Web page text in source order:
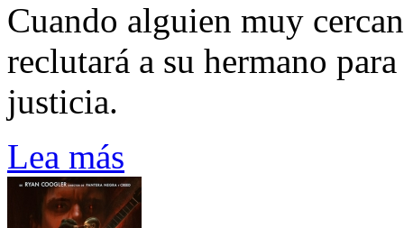
Cuando alguien muy
reclutará a su hermano
justicia.
Lea más